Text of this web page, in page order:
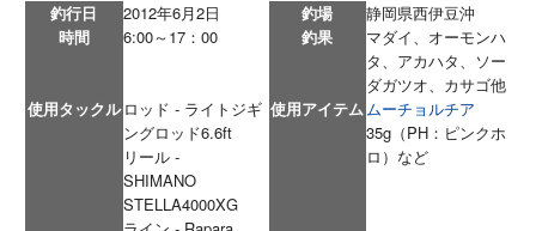
釣行日 2012年6月2日 釣場
静岡県西伊豆沖
時間
6:00～17：00 釣果
マダイ、オーモンハ
タ、アカハタ、ソー
ダガツオ、カサゴ他
使用タックル ロッド - ライトジギ
ングロッド6.6ft
リール -
SHIMANO
STELLA4000XG
使用アイテムムーチョルチア
35g（PH：ピンクホ
ロ）など